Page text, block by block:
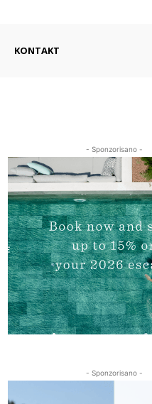
KONTAKT
- Sponzorisano -
- Sponzorisano -